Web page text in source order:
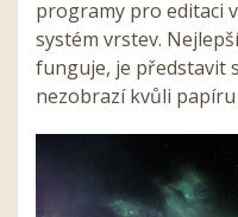
programy pro editaci
systém vrstev.
funguje, je představit
nezobrazí kvůli papíru